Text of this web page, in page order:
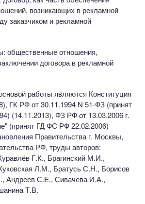
возникающих в рекламной
заказчиком и рекламной
общественные отношения,
договора в рекламной
работы являются Конституция
ГК РФ от 30.11.1994 N 51-ФЗ (принят
(14.11.2013), ФЗ РФ от 13.03.2006 г.
(принят ГД ФС РФ 22.02.2006)
Правительства г. Москвы,
РФ, труды авторов:
Г.К., Брагинский М.И.,
Л.М., Братусь С.Н., Борисов
Андреев С.Е., Сивачева И.А.,
Т.В.